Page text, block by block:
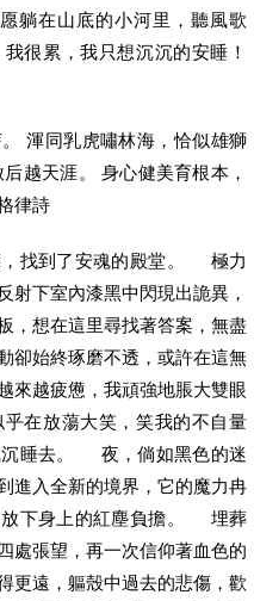
躺在山底的小河里，聽風歌
很累，我只想沉沉的安睡！
渾同乳虎嘯林海，恰似雄獅
越天涯。 身心健美育根本，
律詩
，找到了安魂的殿堂。 極力
射下室內漆黑中閃現出詭異，
，想在這里尋找著答案，無盡
卻始終琢磨不透，或許在這無
來越疲憊，我頑強地脹大雙眼
在放蕩大笑，笑我的不自量
沉睡去。 夜，倘如黑色的迷
進入全新的境界，它的魔力冉
放下身上的紅塵負擔。 埋葬
處張望，再一次信仰著血色的
更遠，軀殼中過去的悲傷，歡